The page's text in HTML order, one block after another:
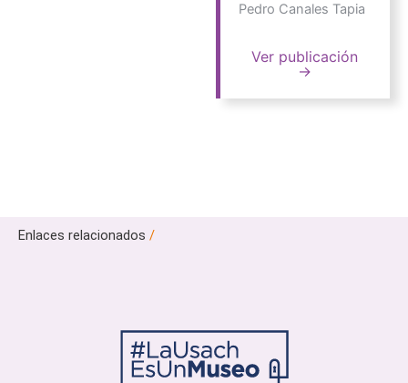
Pedro Canales Tapia
Ver publicación
→
Enlaces relacionados /